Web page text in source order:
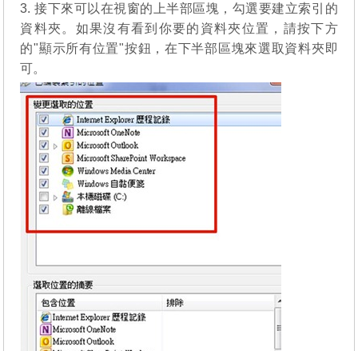
3. 接下來可以在視窗的上半部區塊，勾選要建立索引的
資料夾。如果沒有看到你要的資料夾位置，請按下方
的"顯示所有位置"按鈕，在下半部區塊來選取資料夾即
可。